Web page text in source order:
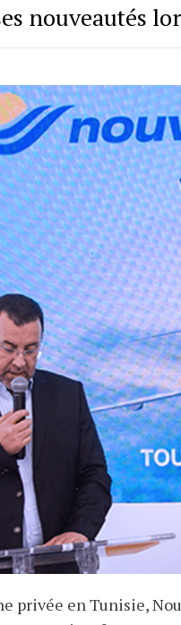
nouveautés
privée en Tunisie,